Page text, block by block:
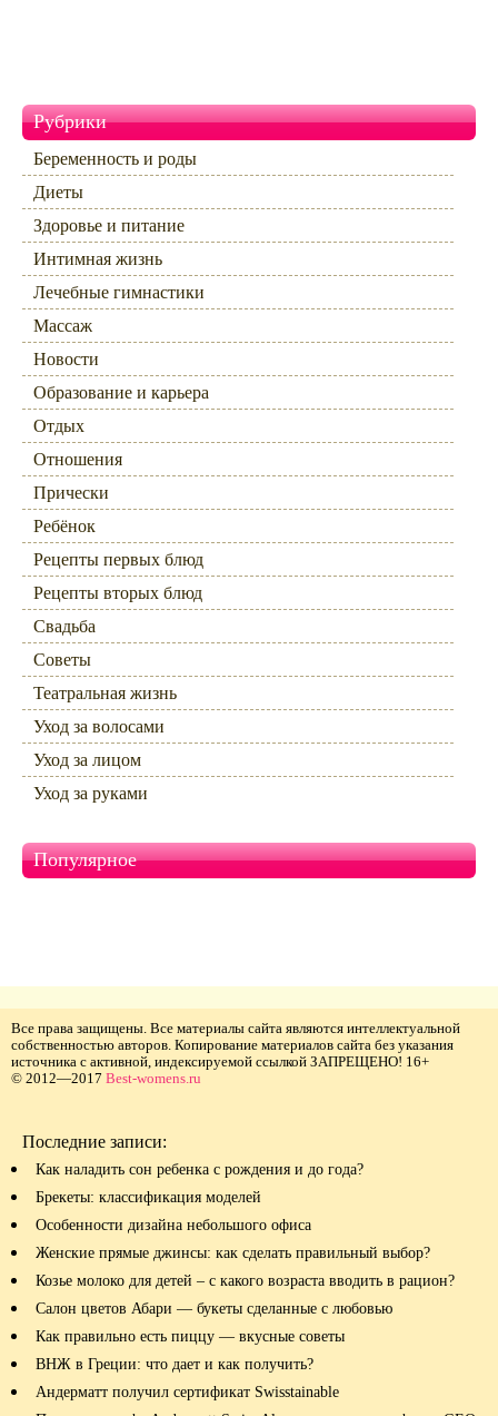
Рубрики
Беременность и роды
Диеты
Здоровье и питание
Интимная жизнь
Лечебные гимнастики
Массаж
Новости
Образование и карьера
Отдых
Отношения
Прически
Ребёнок
Рецепты первых блюд
Рецепты вторых блюд
Свадьба
Советы
Театральная жизнь
Уход за волосами
Уход за лицом
Уход за руками
Популярное
Все права защищены. Все материалы сайта являются интеллектуальной
собственностью авторов. Копирование материалов сайта без указания
источника с активной, индексируемой ссылкой ЗАПРЕЩЕНО! 16+
© 2012—2017 Best-womens.ru
Последние записи:
Как наладить сон ребенка с рождения и до года?
Брекеты: классификация моделей
Особенности дизайна небольшого офиса
Женские прямые джинсы: как сделать правильный выбор?
Козье молоко для детей – с какого возраста вводить в рацион?
Салон цветов Абари — букеты сделанные с любовью
Как правильно есть пиццу — вкусные советы
ВНЖ в Греции: что дает и как получить?
Андерматт получил сертификат Swisstainable